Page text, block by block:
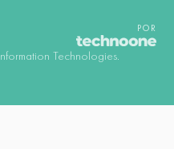
Technologies.
POR